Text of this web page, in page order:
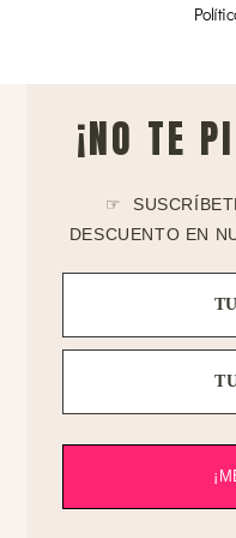
¡NO TE
☞
DESCUENTO EN